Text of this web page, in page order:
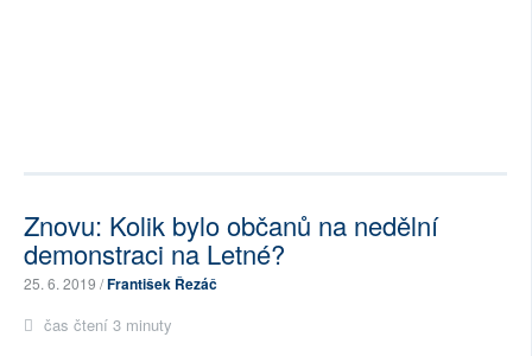
Znovu: Kolik bylo občanů na nedělní
demonstraci na Letné?
25. 6. 2019 /František Řezáč
čas čtení 3 minuty